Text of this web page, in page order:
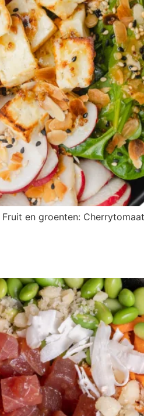
en groenten: